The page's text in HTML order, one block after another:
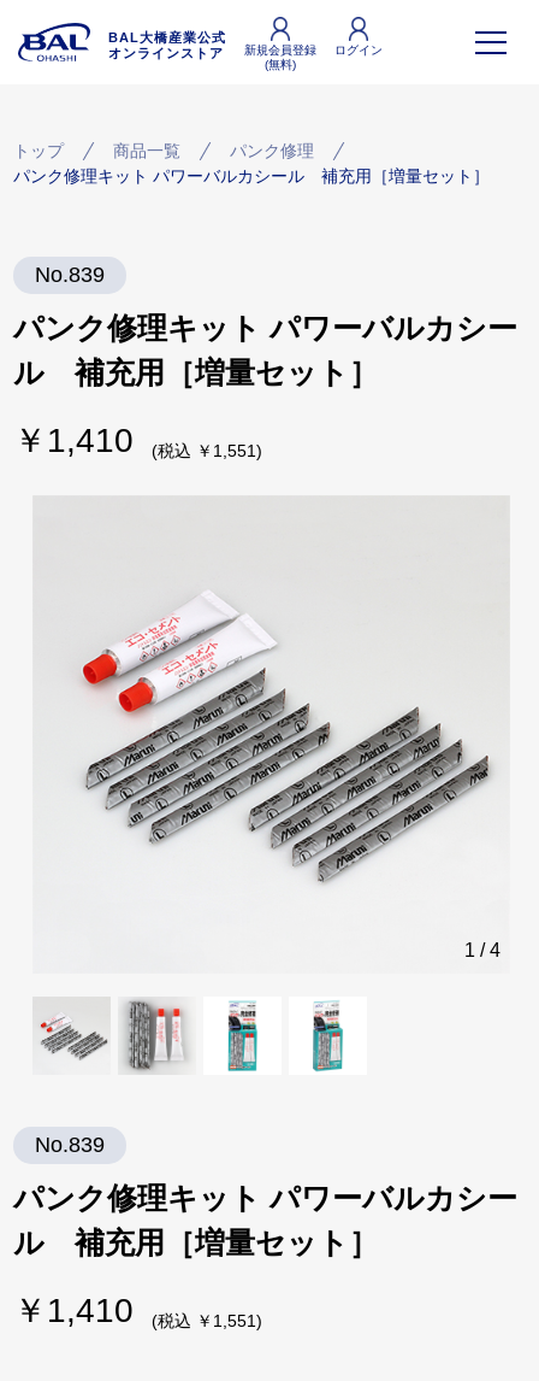
BAL大橋産業公式
オンラインストア
新規会員登録
(無料)
ログイン
トップ 商品一覧
パンク修理
パンク修理キット パワーバルカシール 補充用［増量セット］
No.839
パンク修理キット パワーバルカシー
ル 補充用［増量セット］
￥1,410 (税込 ￥1,551)
1 /4
No.839
パンク修理キット パワーバルカシー
ル 補充用［増量セット］
￥1,410 (税込 ￥1,551)